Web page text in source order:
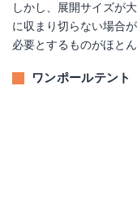
しかし、展開サイズが
に収まり切らない場合
必要とするものがほとん
ワンポールテント